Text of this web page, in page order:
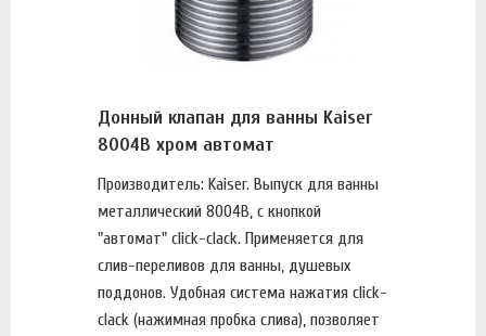
Донный клапан для ванны Kaiser
8004B хром автомат
Производитель: Kaiser. Выпуск для ванны
металлический 8004B, с кнопкой
"автомат" click-clack. Применяется для
слив-переливов для ванны, душевых
поддонов. Удобная система нажатия click-
clack (нажимная пробка слива), позволяет